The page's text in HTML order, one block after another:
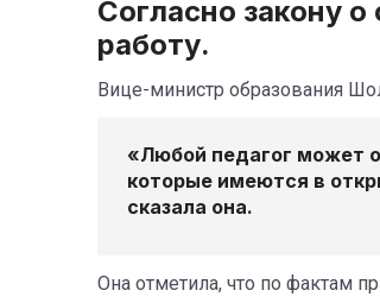
Согласно закону
работу.
Вице-министр образования
«Любой педагог может
которые имеются в
сказала она.
Она отметила, что по фактам